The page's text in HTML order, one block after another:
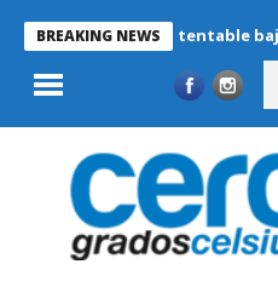
BREAKING NEWS
sustentable bajo lupa